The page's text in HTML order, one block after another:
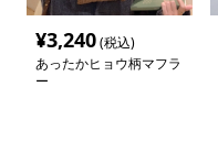
¥3,240(税込)
あったかヒョウ柄マフラ
ー